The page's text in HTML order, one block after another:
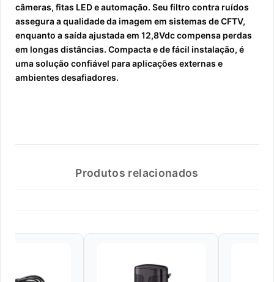
câmeras, fitas LED e automação. Seu filtro contra ruídos
assegura a qualidade da imagem em sistemas de CFTV,
enquanto a saída ajustada em 12,8Vdc compensa perdas
em longas distâncias. Compacta e de fácil instalação, é
uma solução confiável para aplicações externas e
ambientes desafiadores.
Produtos relacionados